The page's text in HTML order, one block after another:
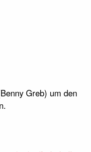
Greb) um den